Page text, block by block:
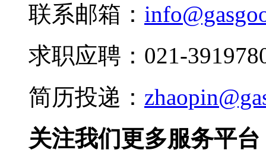
联系邮箱：
求职应聘：021-
简历投递：
关注我们更多服务平台